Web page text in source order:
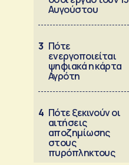
Αυγούστου
3 Πότε
ενεργοποιείται
ψηφιακά η κάρτα
Αγρότη
4 Πότε ξεκινούν οι
αιτήσεις
αποζημίωσης
στους
πυρόπληκτους